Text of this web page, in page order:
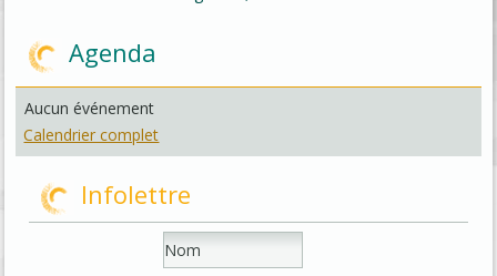
Agenda
Aucun événement
Calendrier complet
Infolettre